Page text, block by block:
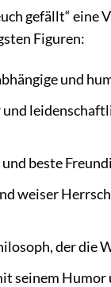
gefällt“
Figuren:
und
beste
weiser
der die
seinem